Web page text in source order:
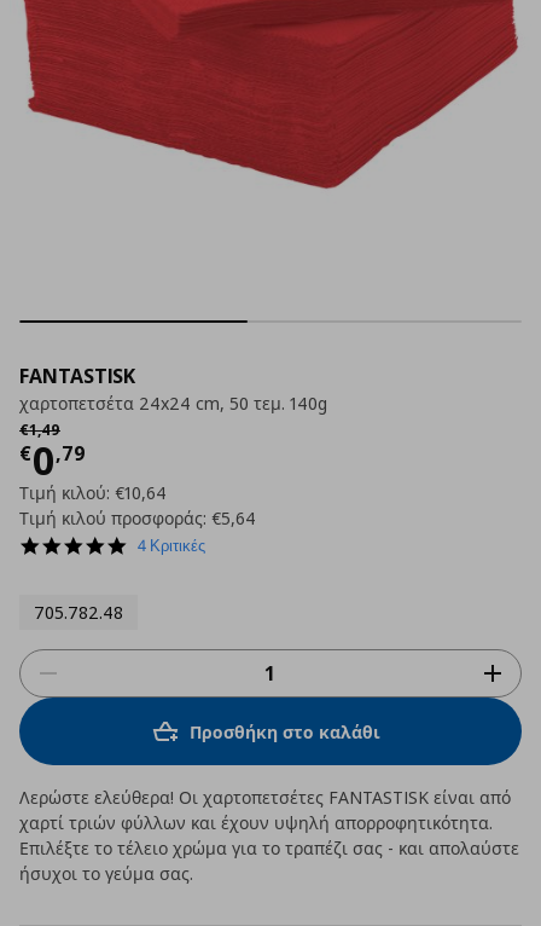
FANTASTISK
χαρτοπετσέτα 24x24 cm, 50 τεμ. 140g
€1,49
Αρχική τιμή
€0,79
Τρέχουσα τιμή
Τιμή κιλού: €10,64
Τιμή κιλού προσφοράς: €5,64
5.0
4 Κριτικές
705.782.48
Προσθήκη στο καλάθι
Λερώστε ελεύθερα! Οι χαρτοπετσέτες FANTASTISK είναι από
χαρτί τριών φύλλων και έχουν υψηλή απορροφητικότητα.
Επιλέξτε το τέλειο χρώμα για το τραπέζι σας - και απολαύστε
ήσυχοι το γεύμα σας.